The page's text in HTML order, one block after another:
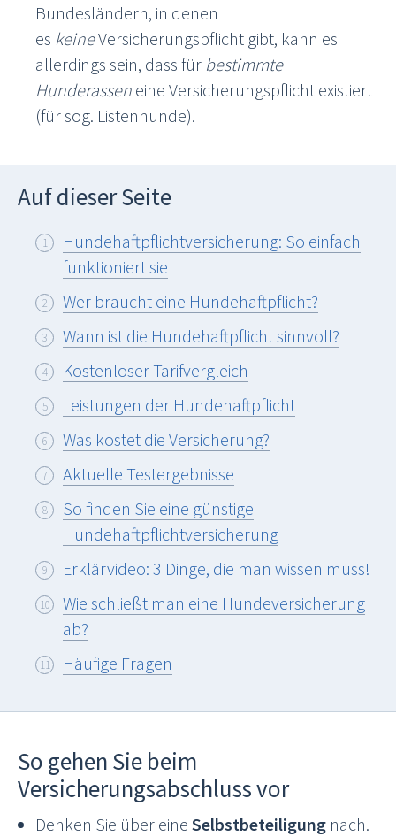
Bundesländern, in denen
es keineVersicherungspflicht gibt, kann es
allerdings sein, dass für bestimmte
Hunderassen eine Versicherungspflicht existiert
(für sog. Listenhunde).
Auf dieser Seite
Hundehaftpflichtversicherung: So einfach
funktioniert sie
Wer braucht eine Hundehaftpflicht?
Wann ist die Hundehaftpflicht sinnvoll?
Kostenloser Tarifvergleich
Leistungen der Hundehaftpflicht
Was kostet die Versicherung?
Aktuelle Testergebnisse
So finden Sie eine günstige
Hundehaftpflichtversicherung
Erklärvideo: 3 Dinge, die man wissen muss!
Wie schließt man eine Hundeversicherung
ab?
Häufige Fragen
So gehen Sie beim
Versicherungsabschluss vor
Denken Sie über eine Selbstbeteiligung nach.